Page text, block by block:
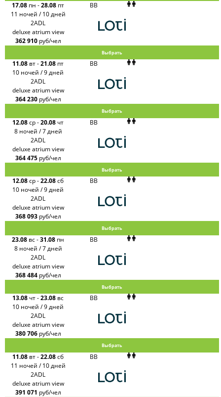
17.08 пн -28.08 пт
11 ночей / 10 дней
BB
2ADL
deluxe atrium view
362 910 руб/чел
Выбрать
11.08 вт-21.08 пт
10 ночей / 9 дней
BB
2ADL
deluxe atrium view
364 230 руб/чел
Выбрать
12.08ср-20.08 чт
8 ночей / 7 дней
BB
2ADL
deluxe atrium view
364 475 руб/чел
Выбрать
12.08ср-22.08сб
10 ночей / 9 дней
BB
2ADL
deluxe atrium view
368 093 руб/чел
Выбрать
23.08 вс-31.08 пн
8 ночей / 7 дней
BB
2ADL
deluxe atrium view
368 484 руб/чел
Выбрать
13.08 чт-23.08 вс
10 ночей / 9 дней
BB
2ADL
deluxe atrium view
380 706 руб/чел
Выбрать
11.08 вт-22.08сб
11 ночей / 10 дней
BB
2ADL
deluxe atrium view
391 071 руб/чел